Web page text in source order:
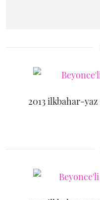
2013 ilkbahar-